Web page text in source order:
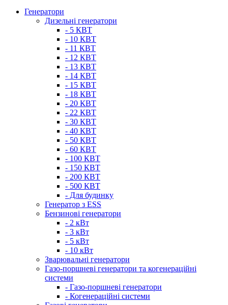
Генератори
Дизельні генератори
- 5 КВТ
- 10 КВТ
- 11 КВТ
- 12 КВТ
- 13 КВТ
- 14 КВТ
- 15 КВТ
- 18 КВТ
- 20 КВТ
- 22 КВТ
- 30 КВТ
- 40 КВТ
- 50 КВТ
- 60 КВТ
- 100 КВТ
- 150 КВТ
- 200 КВТ
- 500 КВТ
- Для будинку
Генератор з ESS
Бензинові генератори
- 2 кВт
- 3 кВт
- 5 кВт
- 10 кВт
Зварювальні генератори
Газо-поршневі генератори та когенераційні
системи
- Газо-поршневі генератори
- Когенераційні системи